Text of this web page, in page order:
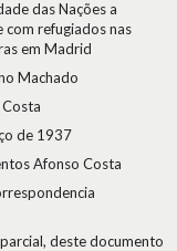
das Nações a
refugiados nas
em Madrid
Machado
de 1937
Afonso Costa
deste documento